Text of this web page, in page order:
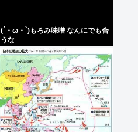
(´・ω・`)もろみ味噌 なんにでも合
うな